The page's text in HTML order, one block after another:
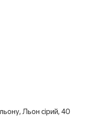
Льон сірий, 40